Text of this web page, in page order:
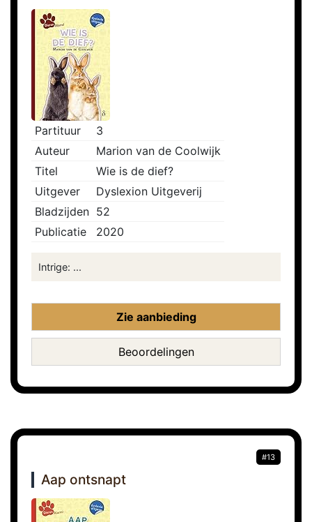
Partituur
3
Auteur
Marion van de Coolwijk
Titel
Wie is de dief?
Uitgever
Dyslexion Uitgeverij
Bladzijden 52
Publicatie
2020
Intrige: ...
Zie aanbieding
Beoordelingen
#13
Aap ontsnapt